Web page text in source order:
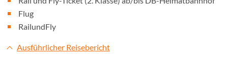
Flug
RailundFly
Ausführlicher Reisebericht